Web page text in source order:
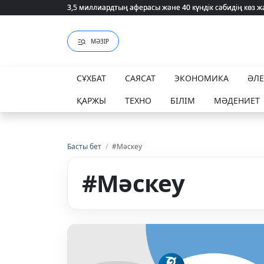
3,5 миллиардтың аферасы және 40 күндік сәбидің
3,5 миллиардтың аферасы және 40 күндік сәбидің
МӘЗІР
СҰХБАТ САЯСАТ ЭКОНОМИКА
ҚАРЖЫ
ТЕХНО БІЛІМ МӘДЕНИЕТ
Басты бет / #Мәскеу
#Мәскеу